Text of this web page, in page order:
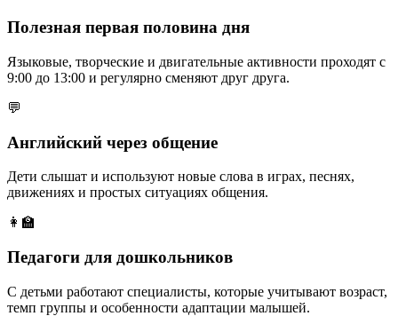
Полезная первая половина дня
Языковые, творческие и двигательные активности проходят с
9:00 до 13:00 и регулярно сменяют друг друга.
💬
Английский через общение
Дети слышат и используют новые слова в играх, песнях,
движениях и простых ситуациях общения.
👩‍🏫
Педагоги для дошкольников
С детьми работают специалисты, которые учитывают возраст,
темп группы и особенности адаптации малышей.